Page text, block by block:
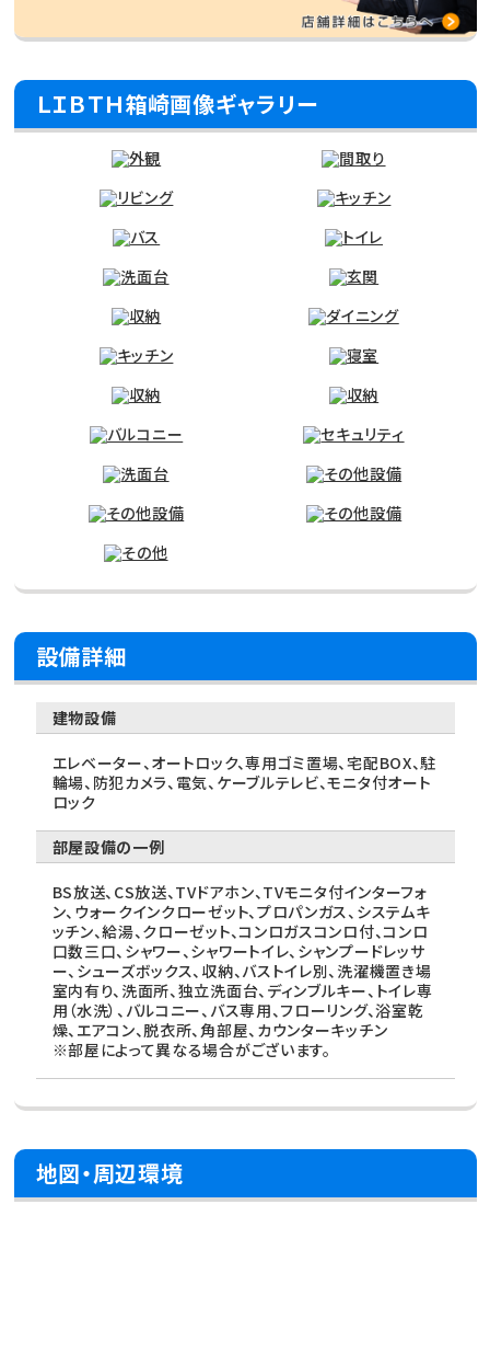
ＬＩＢＴＨ箱崎画像ギャラリー
設備詳細
建物設備
エレベーター、オートロック、専用ゴミ置場、宅配BOX、駐
輪場、防犯カメラ、電気、ケーブルテレビ、モニタ付オート
ロック
部屋設備の一例
BS放送、CS放送、TVドアホン、TVモニタ付インターフォ
ン、ウォークインクローゼット、プロパンガス、システムキ
ッチン、給湯、クローゼット、コンロガスコンロ付、コンロ
口数三口、シャワー、シャワートイレ、シャンプードレッサ
ー、シューズボックス、収納、バストイレ別、洗濯機置き場
室内有り、洗面所、独立洗面台、ディンブルキー、トイレ専
用（水洗）、バルコニー、バス専用、フローリング、浴室乾
燥、エアコン、脱衣所、角部屋、カウンターキッチン
※部屋によって異なる場合がございます。
地図・周辺環境